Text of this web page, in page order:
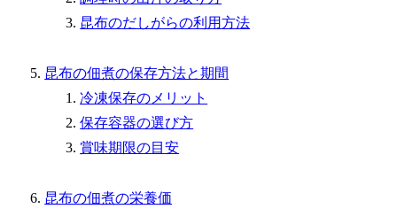
昆布のだしがらの利用方法
昆布の佃煮の保存方法と期間
冷凍保存のメリット
保存容器の選び方
賞味期限の目安
昆布の佃煮の栄養価